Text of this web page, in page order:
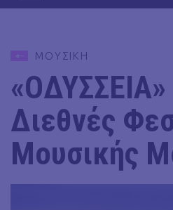
ΜΟΥΣΙΚΗ
Διεθνές
Μουσικής